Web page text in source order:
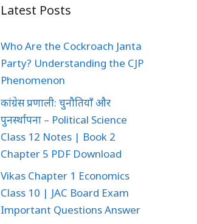
Latest Posts
Who Are the Cockroach Janta
Party? Understanding the CJP
Phenomenon
कांग्रेस प्रणाली: चुनौतियाँ और
पुनर्स्थापना – Political Science
Class 12 Notes | Book 2
Chapter 5 PDF Download
Vikas Chapter 1 Economics
Class 10 | JAC Board Exam
Important Questions Answer